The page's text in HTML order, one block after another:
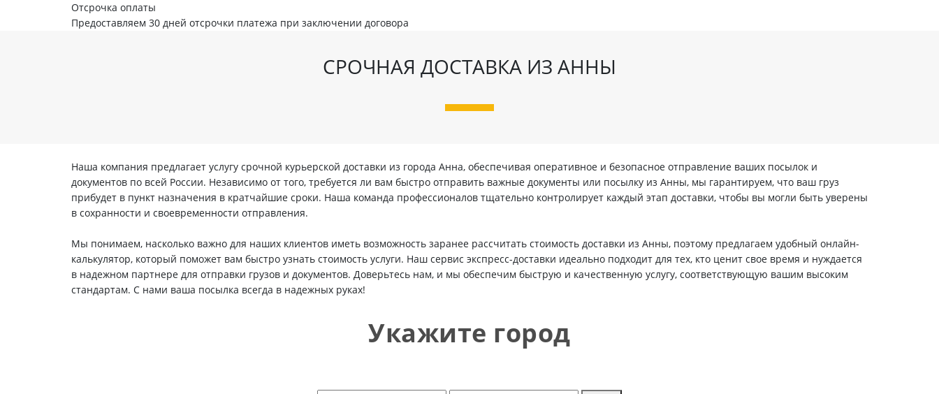
Отсрочка оплаты
Предоставляем 30 дней отсрочки платежа при заключении договора
СРОЧНАЯ ДОСТАВКА ИЗ АННЫ
Наша компания предлагает услугу срочной курьерской доставки из города Анна, обеспечивая оперативное и безопасное отправление ваших посылок и
документов по всей России. Независимо от того, требуется ли вам быстро отправить важные документы или посылку из Анны, мы гарантируем, что ваш груз
прибудет в пункт назначения в кратчайшие сроки. Наша команда профессионалов тщательно контролирует каждый этап доставки, чтобы вы могли быть уверены
в сохранности и своевременности отправления.
Мы понимаем, насколько важно для наших клиентов иметь возможность заранее рассчитать стоимость доставки из Анны, поэтому предлагаем удобный онлайн-
калькулятор, который поможет вам быстро узнать стоимость услуги. Наш сервис экспресс-доставки идеально подходит для тех, кто ценит свое время и нуждается
в надежном партнере для отправки грузов и документов. Доверьтесь нам, и мы обеспечим быструю и качественную услугу, соответствующую вашим высоким
стандартам. С нами ваша посылка всегда в надежных руках!
Укажите город